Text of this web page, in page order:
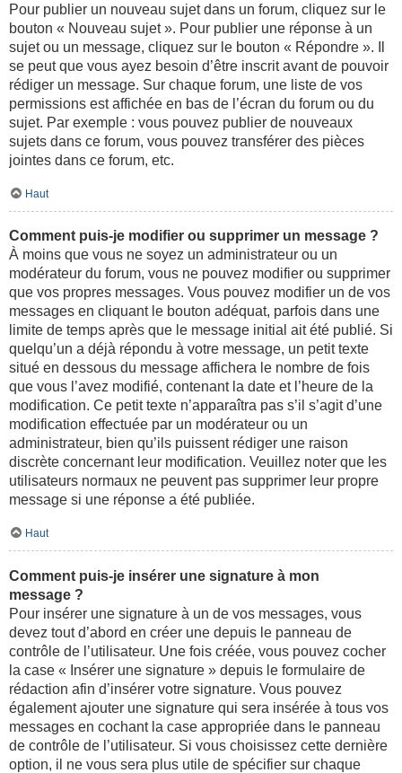
Pour publier un nouveau sujet dans un forum, cliquez sur le
bouton « Nouveau sujet ». Pour publier une réponse à un
sujet ou un message, cliquez sur le bouton « Répondre ». Il
se peut que vous ayez besoin d’être inscrit avant de pouvoir
rédiger un message. Sur chaque forum, une liste de vos
permissions est affichée en bas de l’écran du forum ou du
sujet. Par exemple : vous pouvez publier de nouveaux
sujets dans ce forum, vous pouvez transférer des pièces
jointes dans ce forum, etc.
Haut
Comment puis-je modifier ou supprimer un message ?
À moins que vous ne soyez un administrateur ou un
modérateur du forum, vous ne pouvez modifier ou supprimer
que vos propres messages. Vous pouvez modifier un de vos
messages en cliquant le bouton adéquat, parfois dans une
limite de temps après que le message initial ait été publié. Si
quelqu’un a déjà répondu à votre message, un petit texte
situé en dessous du message affichera le nombre de fois
que vous l’avez modifié, contenant la date et l’heure de la
modification. Ce petit texte n’apparaîtra pas s’il s’agit d’une
modification effectuée par un modérateur ou un
administrateur, bien qu’ils puissent rédiger une raison
discrète concernant leur modification. Veuillez noter que les
utilisateurs normaux ne peuvent pas supprimer leur propre
message si une réponse a été publiée.
Haut
Comment puis-je insérer une signature à mon
message ?
Pour insérer une signature à un de vos messages, vous
devez tout d’abord en créer une depuis le panneau de
contrôle de l’utilisateur. Une fois créée, vous pouvez cocher
la case « Insérer une signature » depuis le formulaire de
rédaction afin d’insérer votre signature. Vous pouvez
également ajouter une signature qui sera insérée à tous vos
messages en cochant la case appropriée dans le panneau
de contrôle de l’utilisateur. Si vous choisissez cette dernière
option, il ne vous sera plus utile de spécifier sur chaque